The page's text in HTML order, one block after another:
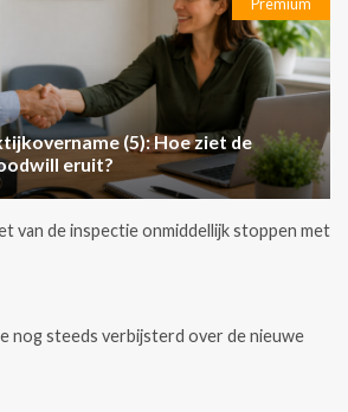
Premium
(5): Hoe ziet de
eruit?
van de inspectie onmiddellijk stoppen met
nog steeds verbijsterd over de nieuwe